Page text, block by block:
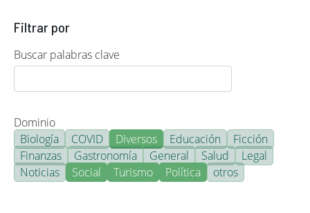
Filtrar por
Buscar palabras clave
Dominio
Biología
COVID Diversos Educación
Ficción
Finanzas
Gastronomía General Salud
Legal
Noticias
Social Turismo Política otros